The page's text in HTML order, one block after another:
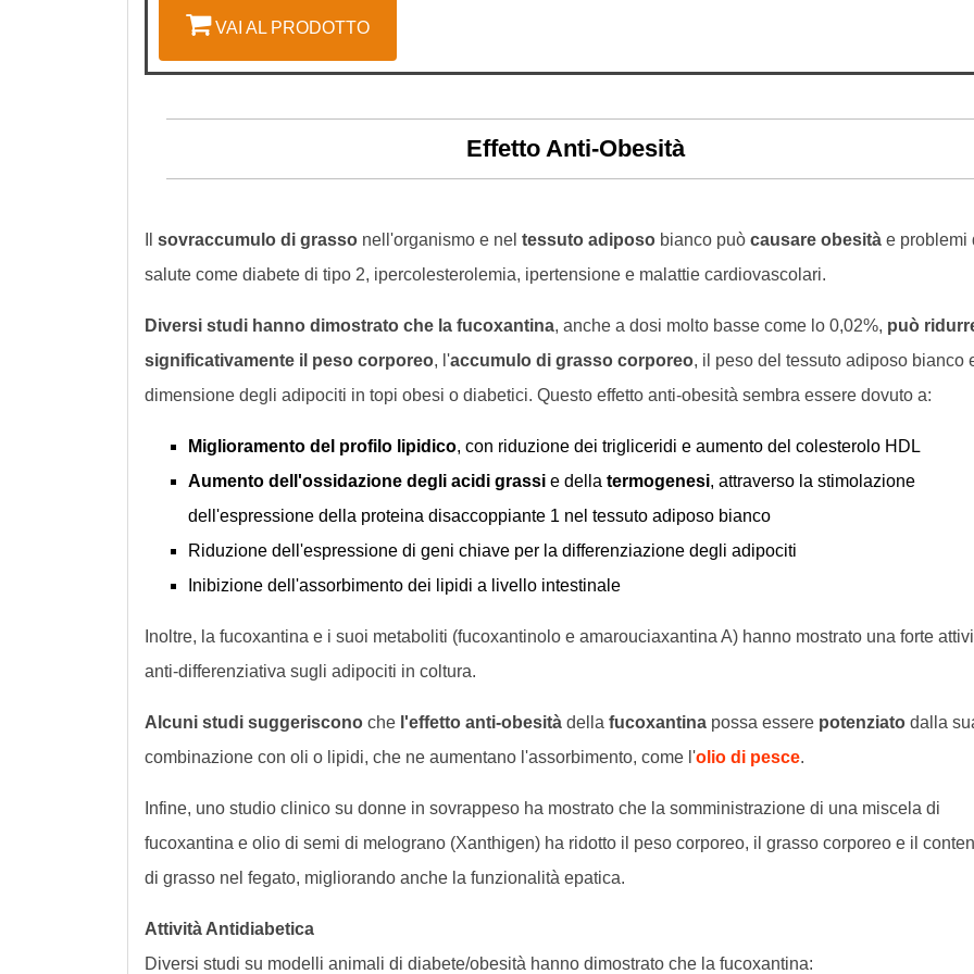
VAI AL PRODOTTO
Effetto Anti-Obesità
sovraccumulo di grasso nell'organismo e nel tessuto adiposo bianco può causare obesità e problemi
salute come diabete di tipo 2, ipercolesterolemia, ipertensione e malattie cardiovascolari.
Diversi studi hanno dimostrato che la fucoxantina, anche a dosi molto basse come lo 0,02%, può
significativamente il peso corporeo, l'accumulo di grasso corporeo, il peso del tessuto adiposo bianco
dimensione degli adipociti in topi obesi o diabetici. Questo effetto anti-obesità sembra essere dovuto a:
Miglioramento del profilo lipidico, con riduzione dei trigliceridi e aumento del colesterolo HDL
Aumento dell'ossidazione degli acidi grassi e della termogenesi, attraverso la stimolazione
dell'espressione della proteina disaccoppiante 1 nel tessuto adiposo bianco
Riduzione dell'espressione di geni chiave per la differenziazione degli adipociti
Inibizione dell'assorbimento dei lipidi a livello intestinale
Inoltre, la fucoxantina e i suoi metaboliti (fucoxantinolo e amarouciaxantina A) hanno mostrato una forte
anti-differenziativa sugli adipociti in coltura.
Alcuni studi suggeriscono che l'effetto anti-obesità della fucoxantina possa essere potenziato dalla
combinazione con oli o lipidi, che ne aumentano l'assorbimento, come l'olio di pesce.
Infine, uno studio clinico su donne in sovrappeso ha mostrato che la somministrazione di una miscela di
fucoxantina e olio di semi di melograno (Xanthigen) ha ridotto il peso corporeo, il grasso corporeo e il
di grasso nel fegato, migliorando anche la funzionalità epatica.
Attività Antidiabetica
Diversi studi su modelli animali di diabete/obesità hanno dimostrato che la fucoxantina: